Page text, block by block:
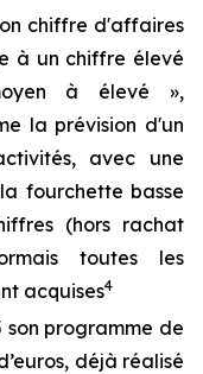
chiffre d'affaires
à un chiffre élevé
à élevé »,
la prévision d'un
avec une
fourchette basse
(hors rachat
toutes les
acquises4
son programme de
déjà réalisé